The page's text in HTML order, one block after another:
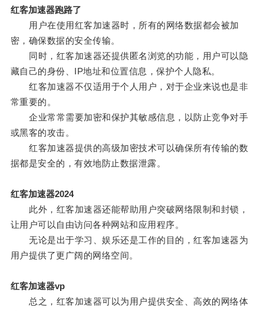
红客加速器跑路了
用户在使用红客加速器时，所有的网络数据都会被加
密，确保数据的安全传输。
同时，红客加速器还提供匿名浏览的功能，用户可以隐
藏自己的身份、IP地址和位置信息，保护个人隐私。
红客加速器不仅适用于个人用户，对于企业来说也是非
常重要的。
企业常常需要加密和保护其敏感信息，以防止竞争对手
或黑客的攻击。
红客加速器提供的高级加密技术可以确保所有传输的数
据都是安全的，有效地防止数据泄露。
红客加速器2024
此外，红客加速器还能帮助用户突破网络限制和封锁，
让用户可以自由访问各种网站和应用程序。
无论是出于学习、娱乐还是工作的目的，红客加速器为
用户提供了更广阔的网络空间。
红客加速器vp
总之，红客加速器可以为用户提供安全、高效的网络体